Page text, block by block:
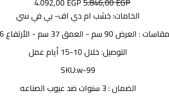
الخامات: خشب ام دي اف- بي في سي
: العرض 90 سم - العمق 37 سم - الأرتفاع 76 سم
التوصيل: خلال 10-15 أيام عمل
SKU:w-99
الضمان : 3 سنوات ضد عيوب الصناعه